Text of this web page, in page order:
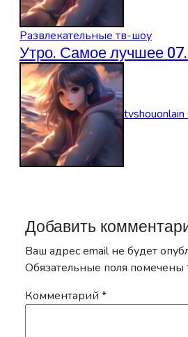
Развлекательные тв-шоу
Утро. Самое лучшее
tvshouonlain
Добавить
Ваш адрес email не будет
Обязательные поля помечены
Комментарий *